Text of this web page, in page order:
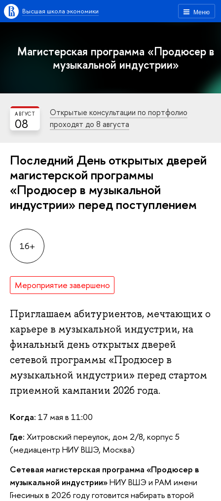
Меню
ысшая школа экономики
Магистерская программа «Продюсер
музыкальной индустрии»
08
АВГУСТ
Открытые консультации по портфолио
проходят до 8 августа
Последний День открытых дверей
магистерской программы
«Продюсер в музыкальной
индустрии» перед поступлением
16+
Мероприятие завершено
Приглашаем абитуриентов, мечтающих о
карьере в музыкальной индустрии, на
финальный день открытых дверей
сетевой программы «Продюсер
музыкальной индустрии» перед стартом
приемной кампании 2026 года.
Когда: 17 мая в 11:00
Где: Хитровский переулок, дом 2/8, корпус 5
(медиацентр НИУ ВШЭ, Москва)
Сетевая магистерская программа «Продюсер
музыкальной индустрии»НИУ ВШЭ и РАМ имени
Гнесиных в 2026 году готовится набирать второй